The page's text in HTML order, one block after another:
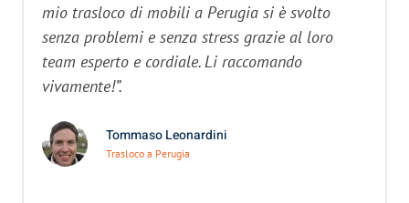
mio trasloco di mobili a Perugia si è svolto
senza problemi e senza stress grazie al loro
team esperto e cordiale. Li raccomando
vivamente!”.
Tommaso Leonardini
Trasloco a Perugia